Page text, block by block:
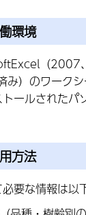
環境
（
）のワークシ
ールされたパ
方法
要な情報は以